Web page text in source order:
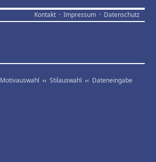
Kontakt · Impressum · Datenschutz
Motivauswahl ‹‹ Stilauswahl ‹‹ Dateneingabe